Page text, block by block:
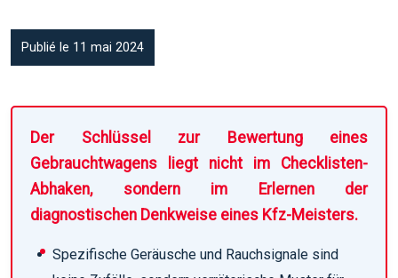
Publié le 11 mai 2024
Der Schlüssel zur Bewertung eines
Gebrauchtwagens liegt nicht im Checklisten-
Abhaken, sondern im Erlernen der
diagnostischen Denkweise eines Kfz-Meisters.
Spezifische Geräusche und Rauchsignale sind